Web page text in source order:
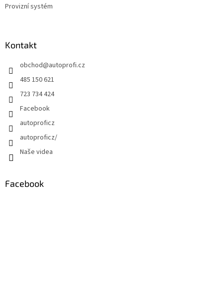
Provizní systém
Kontakt
obchod@autoprofi.cz
485 150 621
723 734 424
Facebook
autoproficz
autoproficz/
Naše videa
Facebook